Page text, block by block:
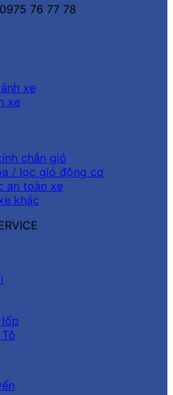
76 77 78
xe
xe
chắn gió
/ lọc gió động cơ
an toàn xe
khác